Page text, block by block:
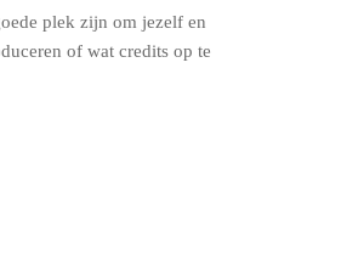
plek zijn om jezelf en
of wat credits op te